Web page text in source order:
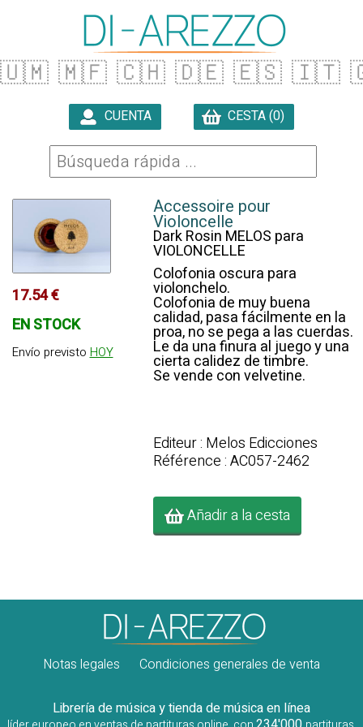
🇺🇲 🇲🇫 🇨🇭 🇩🇪 🇪🇸 🇮🇹
CUENTA CESTA (0)
17.54 €
EN STOCK
Envío previsto HOY
Accessoire pour
Violoncelle
Dark Rosin MELOS para
VIOLONCELLE
Colofonia oscura para
violonchelo.
Colofonia de muy buena
calidad, pasa fácilmente en la
proa, no se pega a las cuerdas.
Le da una finura al juego y una
cierta calidez de timbre.
Se vende con velvetine.
Editeur : Melos Edicciones
Référence : AC057-2462
Añadir a la cesta
Notas legales Condiciones generales de venta
Librería de música y tienda de música en línea